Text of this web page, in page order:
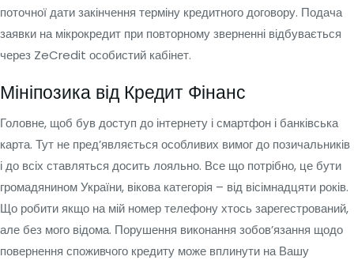
поточної дати закінчення терміну кредитного договору. Подача
заявки на мікрокредит при повторному зверненні відбувається
через ZeCredit особистий кабінет.
Мініпозика від Кредит Фінанс
Головне, щоб був доступ до інтернету і смартфон і банківська
карта. Тут не пред’являється особливих вимог до позичальників
і до всіх ставляться досить лояльно. Все що потрібно, це бути
громадянином України, вікова категорія – від вісімнадцяти років.
Що робити якщо на мій номер телефону хтось зарегестрований,
але без мого відома. Порушення виконання зобов’язання щодо
повернення споживчого кредиту може вплинути на Вашу